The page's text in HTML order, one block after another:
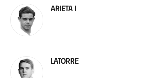
Arieta I
Latorre